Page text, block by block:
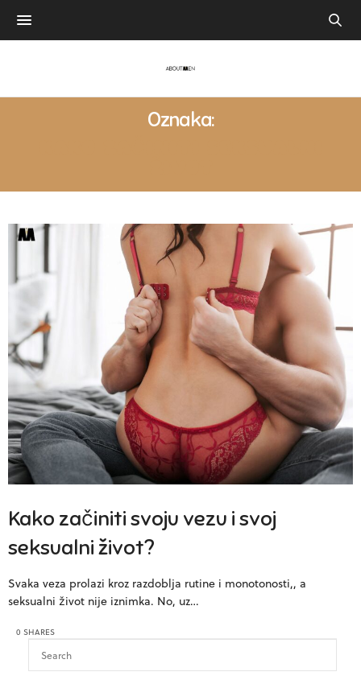
Oznaka:
Kako začiniti svoju vezu i svoj
seksualni život?
Svaka veza prolazi kroz razdoblja rutine i monotonosti,, a
seksualni život nije iznimka. No, uz…
0 SHARES